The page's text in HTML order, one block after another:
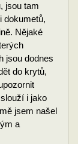
jsou tam
dokumetů,
Nějaké
jsou dodnes
do krytů,
i jako
jsem našel
a